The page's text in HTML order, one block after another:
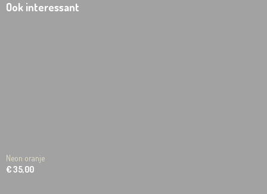
Ook interessant
Neon oranje
€ 35,00